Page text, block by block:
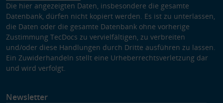
Die hier angezeigten Daten, insbesondere die gesamte
Datenbank, dürfen nicht kopiert werden. Es ist zu unterlassen,
die Daten oder die gesamte Datenbank ohne vorherige
Zustimmung TecDocs zu vervielfältigen, zu verbreiten
und/oder diese Handlungen durch Dritte ausführen zu lassen.
Ein Zuwiderhandeln stellt eine Urheberrechtsverletzung dar
und wird verfolgt.
Newsletter